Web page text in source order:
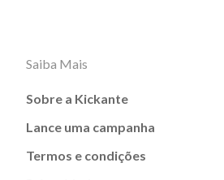
Saiba Mais
Sobre a Kickante
Lance uma campanha
Termos e condições